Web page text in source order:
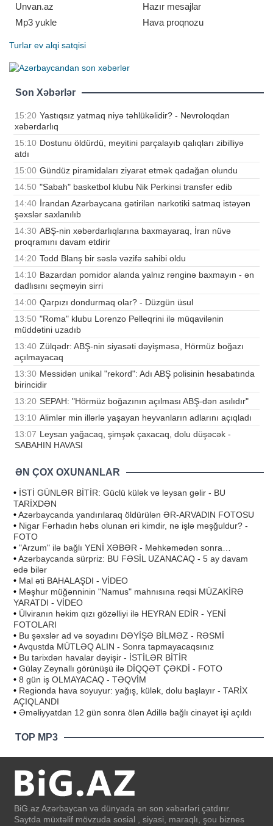
Unvan.az
Hazır mesajlar
Mp3 yukle
Hava proqnozu
Turlar ev alqi satqisi
Son Xəbərlər
15:20 Yastıqsız yatmaq niyə təhlükəlidir? - Nevroloqdan
xəbərdarlıq
15:10 Dostunu öldürdü, meyitini parçalayıb qalıqları zibilliyə
atdı
15:00 Gündüz piramidaları ziyarət etmək qadağan olundu
14:50 "Sabah" basketbol klubu Nik Perkinsi transfer edib
14:40 İrandan Azərbaycana gətirilən narkotiki satmaq istəyən
şəxslər saxlanılıb
14:30 ABŞ-nin xəbərdarlıqlarına baxmayaraq, İran nüvə
proqramını davam etdirir
14:20 Todd Blanş bir səslə vəzifə sahibi oldu
14:10 Bazardan pomidor alanda yalnız rənginə baxmayın - ən
dadlısını seçməyin sirri
14:00 Qarpızı dondurmaq olar? - Düzgün üsul
13:50 "Roma" klubu Lorenzo Pelleqrini ilə müqavilənin
müddətini uzadıb
13:40 Zülqədr: ABŞ-nin siyasəti dəyişməsə, Hörmüz boğazı
açılmayacaq
13:30 Messidən unikal "rekord": Adı ABŞ polisinin hesabatında
birincidir
13:20 SEPAH: "Hörmüz boğazının açılması ABŞ-dən asılıdır"
13:10 Alimlər min illərlə yaşayan heyvanların adlarını açıqladı
13:07 Leysan yağacaq, şimşək çaxacaq, dolu düşəcək -
SABAHIN HAVASI
ƏN ÇOX OXUNANLAR
• İSTİ GÜNLƏR BİTİR: Güclü külək və leysan gəlir - BU
TARİXDƏN
•Azərbaycanda yandırılaraq öldürülən ƏR-ARVADIN FOTOSU
• Nigar Fərhadın həbs olunan əri kimdir, nə işlə məşğuldur? -
FOTO
• "Arzum" ilə bağlı YENİ XƏBƏR - Məhkəmədən sonra…
•Azərbaycanda sürpriz: BU FƏSİL UZANACAQ - 5 ay davam
edə bilər
• Mal əti BAHALAŞDI - VİDEO
• Məşhur müğənninin "Namus" mahnısına rəqsi MÜZAKİRƏ
YARATDI - VİDEO
• Ülviranın həkim qızı gözəlliyi ilə HEYRAN EDİR - YENİ
FOTOLARI
• Bu şəxslər ad və soyadını DƏYİŞƏ BİLMƏZ - RƏSMİ
•Avqustda MÜTLƏQ ALIN - Sonra tapmayacaqsınız
• Bu tarixdən havalar dəyişir - İSTİLƏR BİTİR
• Gülay Zeynallı görünüşü ilə DİQQƏT ÇƏKDİ - FOTO
• 8 gün iş OLMAYACAQ - TƏQVİM
• Regionda hava soyuyur: yağış, külək, dolu başlayır - TARİX
AÇIQLANDI
• Əməliyyatdan 12 gün sonra ölən Adillə bağlı cinayət işi açıldı
TOP MP3
BiG.az Azərbaycan və dünyada ən son xəbərləri çatdırır.
Saytda müxtəlif mövzuda sosial , siyasi, maraqlı, şou biznes